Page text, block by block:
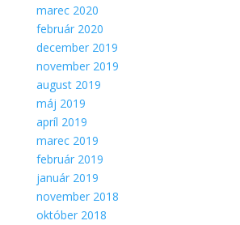
marec 2020
február 2020
december 2019
november 2019
august 2019
máj 2019
apríl 2019
marec 2019
február 2019
január 2019
november 2018
október 2018